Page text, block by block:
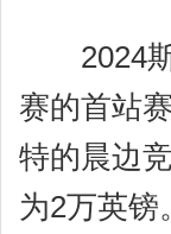
2024斯
赛的首站
特的晨边
为2万英镑。